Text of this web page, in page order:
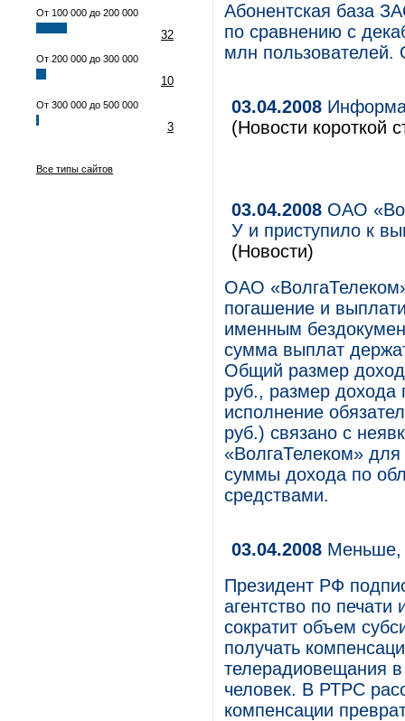
От 100 000 до 200 000
32
От 200 000 до 300 000
10
От 300 000 до 500 000
3
Все типы сайтов
Абонентская база
по сравнению с
млн пользователей.
03.04.2008
(Новости короткой
03.04.2008 ОАО
У и приступило к
(Новости)
ОАО
погашение и
именным
сумма выплат
Общий размер
руб., размер дохода
исполнение
руб.) связано с
«ВолгаТелеком»
суммы дохода по
средствами.
03.04.2008 Меньше,
Президент РФ
агентство по
сократит объем
получать
телерадиовещания
человек. В РТРС
компенсации